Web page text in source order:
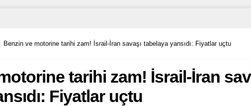
Benzin ve motorine tarihi zam! İsrail-İran savaşı tabelaya yansıdı: Fiyatlar uçtu
tarihi zam! İsrail-İran
Fiyatlar uçtu